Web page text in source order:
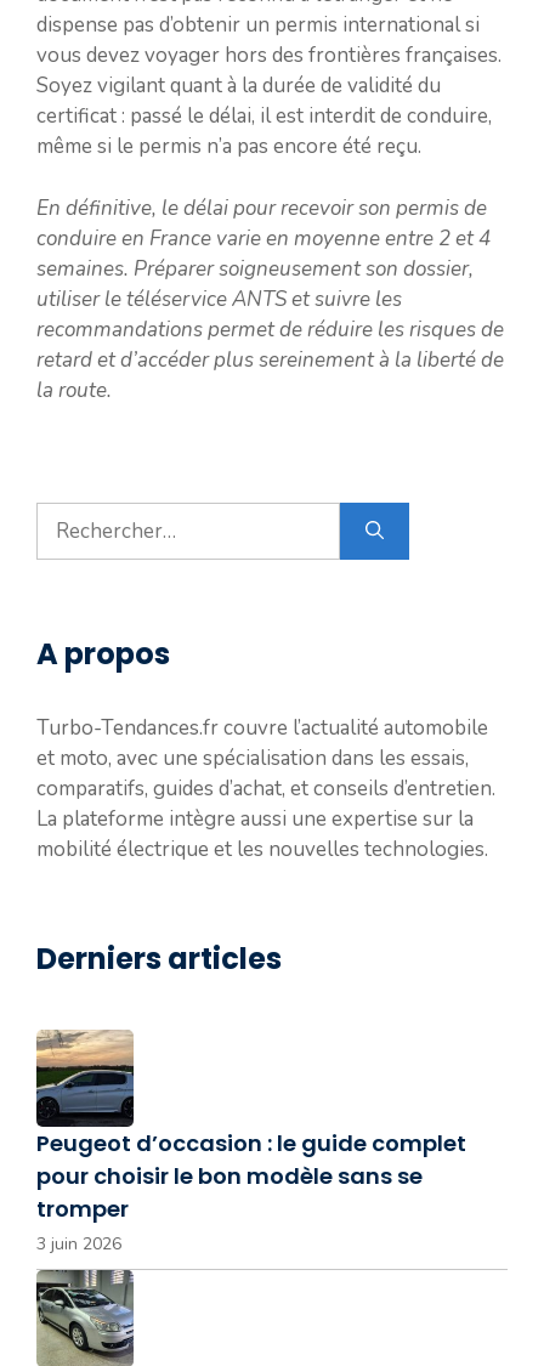
dispense pas d’obtenir un permis international si
vous devez voyager hors des frontières françaises.
Soyez vigilant quant à la durée de validité du
certificat : passé le délai, il est interdit de conduire,
même si le permis n’a pas encore été reçu.
En définitive, le délai pour recevoir son permis de
conduire en France varie en moyenne entre 2 et 4
semaines. Préparer soigneusement son dossier,
utiliser le téléservice ANTS et suivre les
recommandations permet de réduire les risques de
retard et d’accéder plus sereinement à la liberté de
la route.
Rechercher :
A propos
Turbo-Tendances.fr couvre l’actualité automobile
et moto, avec une spécialisation dans les essais,
comparatifs, guides d’achat, et conseils d’entretien.
La plateforme intègre aussi une expertise sur la
mobilité électrique et les nouvelles technologies.
Derniers articles
Peugeot d’occasion : le guide complet
pour choisir le bon modèle sans se
tromper
3 juin 2026